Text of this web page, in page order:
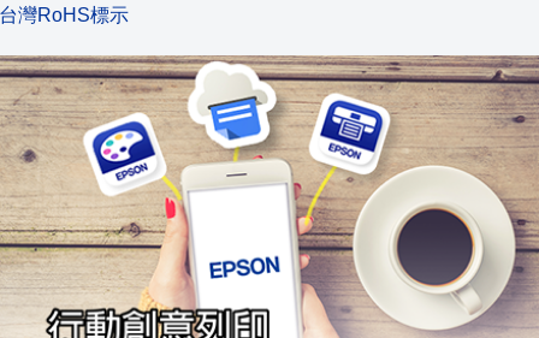
台灣RoHS標示